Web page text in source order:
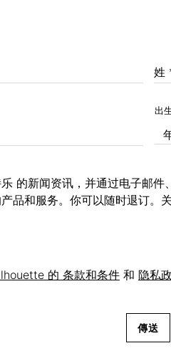
姓
出
的新闻资讯，并通过电子邮
品和服务。你可以随时退订。
的 条款和条件 和 隐私